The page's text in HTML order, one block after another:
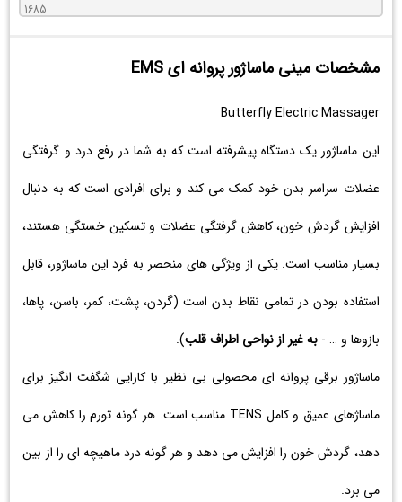
1685
مشخصات مینی ماساژور پروانه ای EMS
Butterfly Electric Massager
این ماساژور یک دستگاه پیشرفته است که به شما در رفع درد و گرفتگی
عضلات سراسر بدن خود کمک می کند و برای افرادی است که به دنبال
افزایش گردش خون، کاهش گرفتگی عضلات و تسکین خستگی هستند،
بسیار مناسب است. یکی از ویژگی های منحصر به فرد این ماساژور، قابل
استفاده بودن در تمامی نقاط بدن است (گردن، پشت، کمر، باسن، پاها،
بازوها و … -به غیر از نواحی اطراف قلب).
ماساژور برقی پروانه ای محصولی بی نظیر با کارایی شگفت انگیز برای
ماساژهای عمیق و کامل TENS مناسب است. هر گونه تورم را کاهش می
دهد، گردش خون را افزایش می دهد و هر گونه درد ماهیچه ای را از بین
می برد.